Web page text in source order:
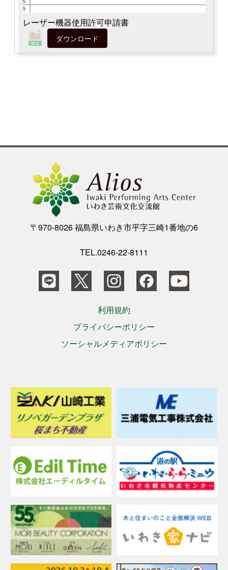
レーザー機器使用許可申請書
ダウンロード
〒970-8026 福島県いわき市平字三崎1番地の6
TEL.0246-22-8111
利用規約
プライバシーポリシー
ソーシャルメディアポリシー